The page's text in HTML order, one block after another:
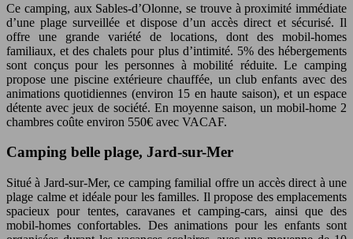
Ce camping, aux Sables-d’Olonne, se trouve à proximité immédiate
d’une plage surveillée et dispose d’un accès direct et sécurisé. Il
offre une grande variété de locations, dont des mobil-homes
familiaux, et des chalets pour plus d’intimité. 5% des hébergements
sont conçus pour les personnes à mobilité réduite. Le camping
propose une piscine extérieure chauffée, un club enfants avec des
animations quotidiennes (environ 15 en haute saison), et un espace
détente avec jeux de société. En moyenne saison, un mobil-home 2
chambres coûte environ 550€ avec VACAF.
Camping belle plage, Jard-sur-Mer
Situé à Jard-sur-Mer, ce camping familial offre un accès direct à une
plage calme et idéale pour les familles. Il propose des emplacements
spacieux pour tentes, caravanes et camping-cars, ainsi que des
mobil-homes confortables. Des animations pour les enfants sont